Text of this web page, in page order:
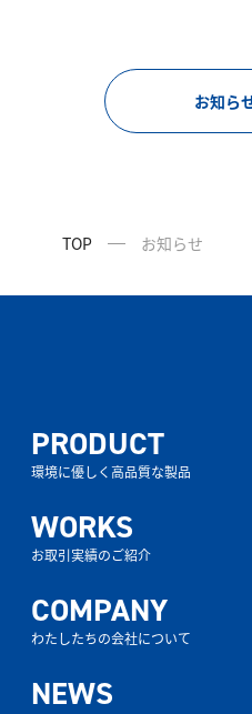
お知ら
TOP お知らせ
PRODUCT
環境に優しく高品質な製品
WORKS
お取引実績のご紹介
COMPANY
わたしたちの会社について
NEWS